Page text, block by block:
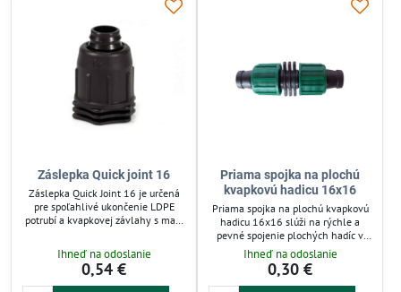
zavlažovacie systémy, kde je
potrebné presné dávkovanie
vody....
poľnohospodárske zavlažovanie.
Záslepka Quick joint 16
Záslepka Quick Joint 16 je určená
pre spoľahlivé ukončenie LDPE
potrubí a kvapkovej závlahy s max.
jednoduchú montáž a úpravy
zavlažovacích systémov.
Kompatibilná s hadicami priemeru
Ihneď na odoslanie
0,54 €
Priama spojka na plochú
kvapkovú hadicu 16x16
Priama spojka na plochú kvapkovú
hadicu 16x16 slúži na rýchle a
pevné spojenie plochých hadíc v
závlahových systémoch.
Zabezpečuje tesné napojenie bez
únikov, vhodné pre zavlažovanie
záhonov či skleníkov. Vyrobená z
Ihneď na odoslanie
0,30 €